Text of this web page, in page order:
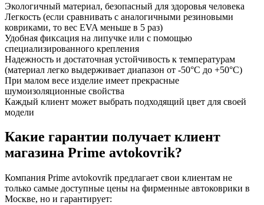
Экологичный материал, безопасный для здоровья человека
Легкость (если сравнивать с аналогичными резиновыми
ковриками, то вес EVA меньше в 5 раз)
Удобная фиксация на липучке или с помощью
специализированного крепления
Надежность и достаточная устойчивость к температурам
(материал легко выдерживает диапазон от -50°С до +50°С)
При малом весе изделие имеет прекрасные
шумоизоляционные свойства
Каждый клиент может выбрать подходящий цвет для своей
модели
Какие гарантии получает клиент
магазина Prime avtokovrik?
Компания Prime avtokovrik предлагает свои клиентам не
только самые доступные цены на фирменные автоковрики в
Москве, но и гарантирует: